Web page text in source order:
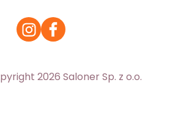
2026 Saloner Sp. z o.o.